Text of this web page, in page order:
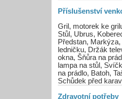
Příslušenství
Gril, motorek ke
Stůl, Ubrus,
Předstan,
ledničku, Držák
okna, Šňůra na
lampa na stůl,
na prádlo, Batoh,
Schůdek před
Zdravotní potřeby